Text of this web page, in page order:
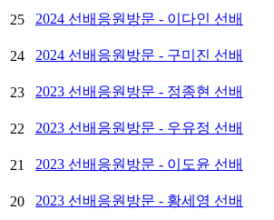
25
2024 선배응원방문 - 이다인 선배
24
2024 선배응원방문 - 구미진 선배
23
2023 선배응원방문 - 정종현 선배
22
2023 선배응원방문 - 우유정 선배
21
2023 선배응원방문 - 이도윤 선배
20
2023 선배응원방문 - 황세영 선배